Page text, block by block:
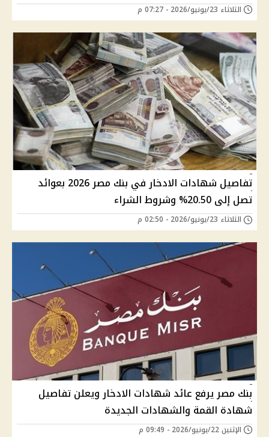
الثلاثاء 23/يونيو/2026 - 07:27 م
تفاصيل شهادات الادخار في بنك مصر 2026 بعوائد
تصل إلى 20.50% وشروط الشراء
الثلاثاء 23/يونيو/2026 - 02:50 م
بنك مصر يرفع عائد شهادات الادخار ويعلن تفاصيل
شهادة القمة والشهادات الجديدة
الإثنين 22/يونيو/2026 - 09:49 م